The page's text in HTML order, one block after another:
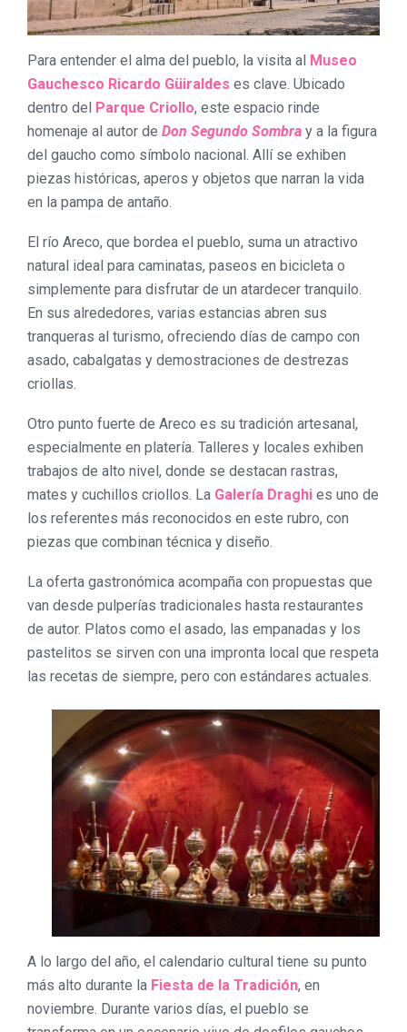
Para entender el alma del pueblo, la visita al Museo
Gauchesco Ricardo Güiraldes es clave. Ubicado
dentro del
Parque Criollo, este espacio rinde
homenaje al autor de Don Segundo Sombra y a la figura
del gaucho como símbolo nacional. Allí se exhiben
piezas históricas, aperos y objetos que narran la vida
en la pampa de antaño.
El río Areco, que bordea el pueblo, suma un atractivo
natural ideal para caminatas, paseos en bicicleta o
simplemente para disfrutar de un atardecer tranquilo.
En sus alrededores, varias estancias abren sus
tranqueras al turismo, ofreciendo días de campo con
asado, cabalgatas y demostraciones de destrezas
criollas.
Otro punto fuerte de Areco es su tradición artesanal,
especialmente en platería. Talleres y locales exhiben
trabajos de alto nivel, donde se destacan rastras,
mates y cuchillos criollos. La Galería Draghi es uno de
los referentes más reconocidos en este rubro, con
piezas que combinan técnica y diseño.
La oferta gastronómica acompaña con propuestas que
van desde pulperías tradicionales hasta restaurantes
de autor. Platos como el asado, las empanadas y los
pastelitos se sirven con una impronta local que respeta
las recetas de siempre, pero con estándares actuales.
A lo largo del año, el calendario cultural tiene su punto
más alto durante la Fiesta de la Tradición, en
noviembre. Durante varios días, el pueblo se